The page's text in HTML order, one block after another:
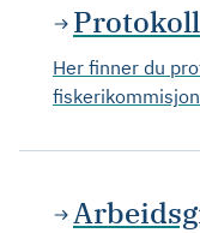
Her finner du